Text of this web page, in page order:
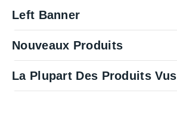
Left Banner
Nouveaux Produits
La Plupart Des Produits Vus